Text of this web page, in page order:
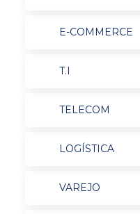
E-COMMERCE
T.I
TELECOM
LOGÍSTICA
VAREJO